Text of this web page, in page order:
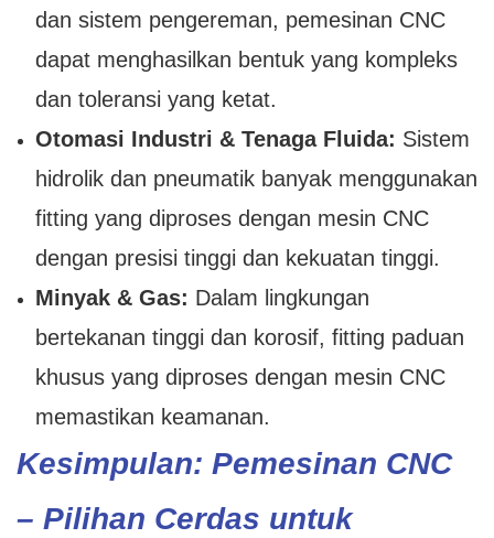
dan sistem pengereman, pemesinan CNC
dapat menghasilkan bentuk yang kompleks
dan toleransi yang ketat.
Otomasi Industri & Tenaga Fluida: Sistem
hidrolik dan pneumatik banyak menggunakan
fitting yang diproses dengan mesin CNC
dengan presisi tinggi dan kekuatan tinggi.
Minyak & Gas: Dalam lingkungan
bertekanan tinggi dan korosif, fitting paduan
khusus yang diproses dengan mesin CNC
memastikan keamanan.
Kesimpulan: Pemesinan CNC
– Pilihan Cerdas untuk